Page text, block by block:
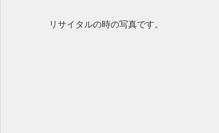
リサイタルの時の写真です。